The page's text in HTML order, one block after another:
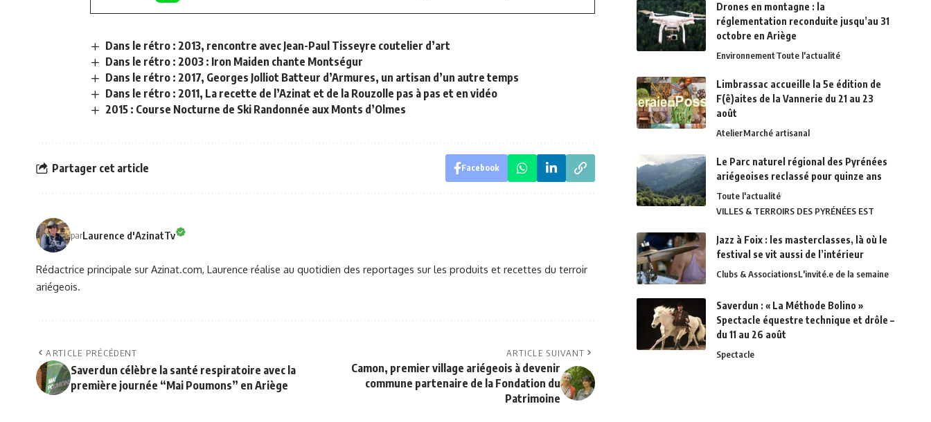
Dans le rétro : 2013, rencontre avec Jean-Paul Tisseyre coutelier d’art
Dans le rétro : 2003 : Iron Maiden chante Montségur
Dans le rétro : 2017, Georges Jolliot Batteur d’Armures, un artisan d’un autre temps
Dans le rétro : 2011, La recette de l’Azinat et de la Rouzolle pas à pas et en vidéo
2015 : Course Nocturne de Ski Randonnée aux Monts d’Olmes
Partager cet article Facebook
parLaurence d'AzinatTv
Rédactrice principale sur Azinat.com, Laurence réalise au quotidien des reportages sur les produits et recettes du terroir
ariégeois.
ARTICLE PRÉCÉDENT
Saverdun célèbre la santé respiratoire avec la
première journée “Mai Poumons” en Ariège
ARTICLE SUIVANT
Camon, premier village ariégeois à devenir
commune partenaire de la Fondation du
Patrimoine
Drones en montagne : la
réglementation reconduite jusqu’au 31
octobre en Ariège
EnvironnementToute l'actualité
Limbrassac accueille la 5e édition de
F(ê)aites de la Vannerie du 21 au 23
août
AtelierMarché artisanal
Le Parc naturel régional des Pyrénées
ariégeoises reclassé pour quinze ans
Toute l'actualité
VILLES & TERROIRS DES PYRÉNÉES EST
Jazz à Foix : les masterclasses, là où le
festival se vit aussi de l’intérieur
Clubs & AssociationsL'invité.e de la semaine
Saverdun : « La Méthode Bolino »
Spectacle équestre technique et drôle –
du 11 au 26 août
Spectacle